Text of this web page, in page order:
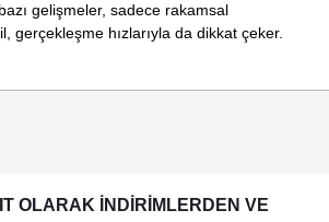
gelişmeler, sadece rakamsal
gerçekleşme hızlarıyla da dikkat çeker.
OLARAK İNDİRİMLERDEN VE